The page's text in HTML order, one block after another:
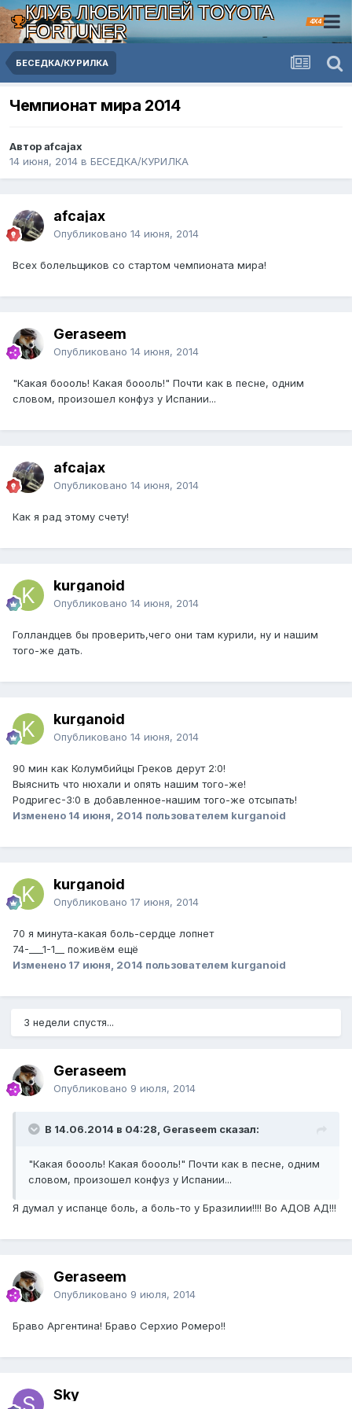
КЛУБ ЛЮБИТЕЛЕЙ TOYOTA
FORTUNER
4X4
БЕСЕДКА/КУРИЛКА
Чемпионат мира 2014
Автор afcajax
14 июня, 2014 в БЕСЕДКА/КУРИЛКА
afcajax
Опубликовано 14 июня, 2014
Всех болельщиков со стартом чемпионата мира!
Geraseem
Опубликовано 14 июня, 2014
"Какая боооль! Какая боооль!" Почти как в песне, одним
словом, произошел конфуз у Испании...
afcajax
Опубликовано 14 июня, 2014
Как я рад этому счету!
kurganoid
Опубликовано 14 июня, 2014
Голландцев бы проверить,чего они там курили, ну и нашим
того-же дать.
kurganoid
Опубликовано 14 июня, 2014
90 мин как Колумбийцы Греков дерут 2:0!
Выяснить что нюхали и опять нашим того-же!
Родригес-3:0 в добавленное-нашим того-же отсыпать!
Изменено 14 июня, 2014 пользователем kurganoid
kurganoid
Опубликовано 17 июня, 2014
70 я минута-какая боль-сердце лопнет
74-___1-1__ поживём ещё
Изменено 17 июня, 2014 пользователем kurganoid
3 недели спустя...
Geraseem
Опубликовано 9 июля, 2014
В 14.06.2014 в 04:28, Geraseem сказал:
"Какая боооль! Какая боооль!" Почти как в песне, одним
словом, произошел конфуз у Испании...
Я думал у испанце боль, а боль-то у Бразилии!!!! Во АДОВ АД!!!
Geraseem
Опубликовано 9 июля, 2014
Браво Аргентина! Браво Серхио Ромеро!!
Sky